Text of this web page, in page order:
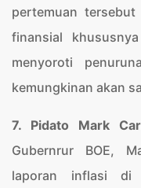
pertemuan
finansial
menyoroti
kemungkinan akan
7. Pidato Mark
Gubernrur BOE,
laporan inflasi di